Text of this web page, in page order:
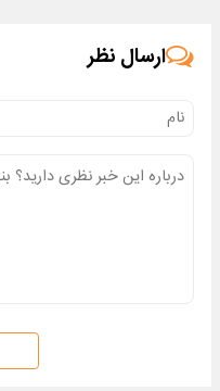
ارسال نظر